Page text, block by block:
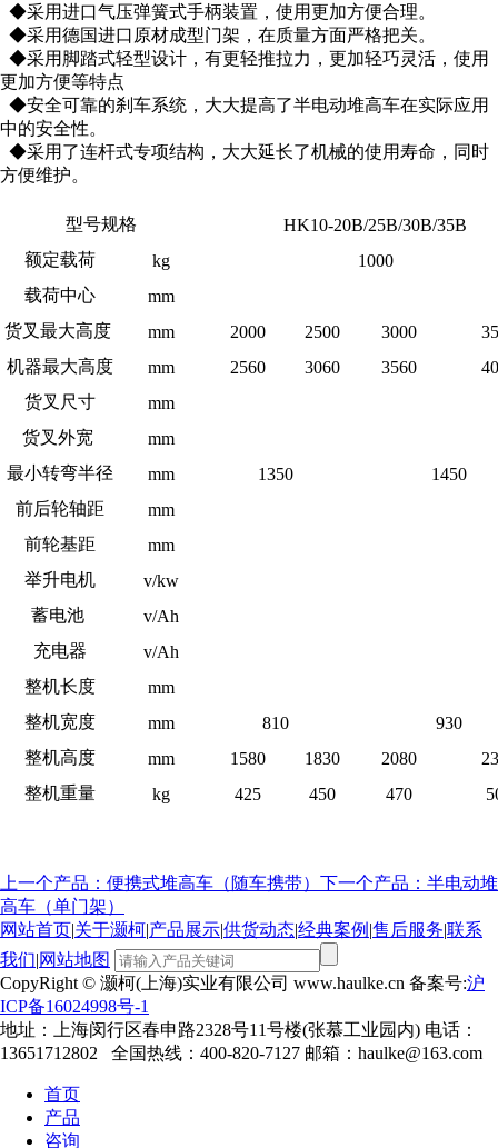
◆采用进口气压弹簧式手柄装置，使用更加方便合理。
◆采用德国进口原材成型门架，在质量方面严格把关。
◆采用脚踏式轻型设计，有更轻推拉力，更加轻巧灵活，使用
更加方便等特点
◆安全可靠的刹车系统，大大提高了半电动堆高车在实际应用
中的安全性。
◆采用了连杆式专项结构，大大延长了机械的使用寿命，同时
方便维护。
型号规格
HK10-20B/25B/30B/35B
额定载荷
kg
1000
载荷中心
mm
货叉最大高度
mm 2000 2500 3000
机器最大高度
mm 2560 3060 3560
货叉尺寸
mm
货叉外宽
mm
最小转弯半径
mm 1350
1450
前后轮轴距
mm
前轮基距
mm
举升电机
v/kw
蓄电池
v/Ah
充电器
v/Ah
整机长度
mm
整机宽度
mm 810
930
整机高度
mm 1580 1830 2080
整机重量
kg 425 450 470
上一个产品：便携式堆高车（随车携带） 下一个产品：半电动堆
高车（单门架）
网站首页|关于灏柯|产品展示|供货动态|经典案例 |售后服务|联系
我们|网站地图
CopyRight © 灏柯(上海)实业有限公司 www.haulke.cn 备案号:沪
ICP备16024998号-1
地址：上海闵行区春申路2328号11号楼(张慕工业园内) 电话：
13651712802 全国热线：400-820-7127 邮箱：haulke@163.com
首页
产品
咨询